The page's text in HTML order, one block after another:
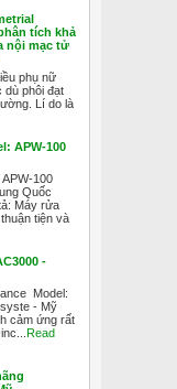
tích khả
nội mạc tử
phụ nữ
dù phôi đạt
Lí do là
APW-100
100
Quốc
Máy rửa
tiện và
-
Model:
- Mỹ
cảm ứng rất
Read